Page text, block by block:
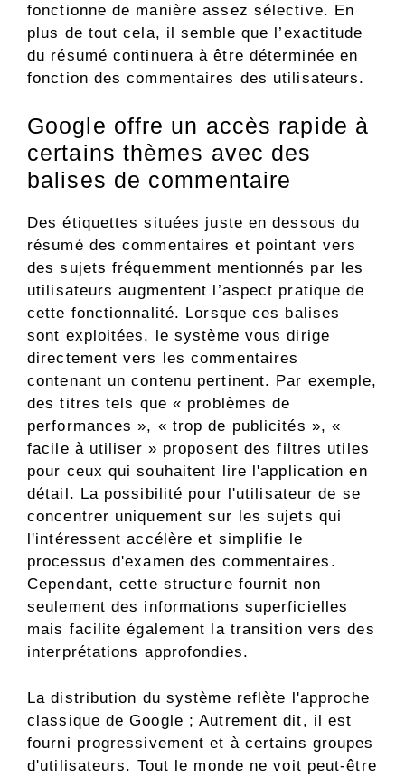
fonctionne de manière assez sélective. En
plus de tout cela, il semble que l’exactitude
du résumé continuera à être déterminée en
fonction des commentaires des utilisateurs.
Google offre un accès rapide à
certains thèmes avec des
balises de commentaire
Des étiquettes situées juste en dessous du
résumé des commentaires et pointant vers
des sujets fréquemment mentionnés par les
utilisateurs augmentent l’aspect pratique de
cette fonctionnalité. Lorsque ces balises
sont exploitées, le système vous dirige
directement vers les commentaires
contenant un contenu pertinent. Par exemple,
des titres tels que « problèmes de
performances », « trop de publicités », «
facile à utiliser » proposent des filtres utiles
pour ceux qui souhaitent lire l'application en
détail. La possibilité pour l'utilisateur de se
concentrer uniquement sur les sujets qui
l'intéressent accélère et simplifie le
processus d'examen des commentaires.
Cependant, cette structure fournit non
seulement des informations superficielles
mais facilite également la transition vers des
interprétations approfondies.
La distribution du système reflète l'approche
classique de Google ; Autrement dit, il est
fourni progressivement et à certains groupes
d'utilisateurs. Tout le monde ne voit peut-être